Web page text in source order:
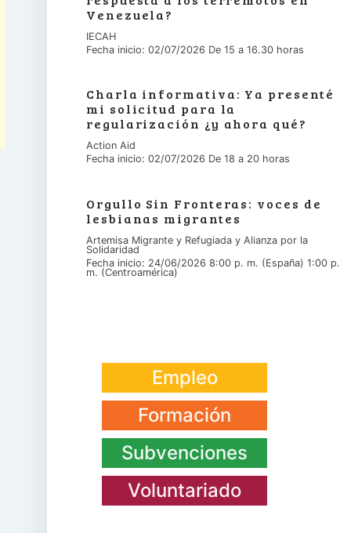
Venezuela?
IECAH
Fecha inicio: 02/07/2026 De 15 a 16.30 horas
Charla informativa: Ya presenté
mi solicitud para la
regularización ¿y ahora qué?
Action Aid
Fecha inicio: 02/07/2026 De 18 a 20 horas
Orgullo Sin Fronteras: voces de
lesbianas migrantes
Artemisa Migrante y Refugiada y Alianza por la
Solidaridad
Fecha inicio: 24/06/2026 8:00 p. m. (España) 1:00 p.
m. (Centroamérica)
Empleo
Formación
Subvenciones
Voluntariado